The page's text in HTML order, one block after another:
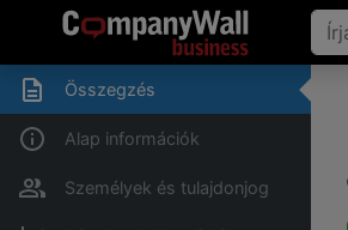
Összegzés
Alap információk
Személyek és tulajdonjog